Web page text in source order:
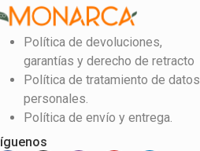
Política de devoluciones,
garantías y derecho de retracto
Política de tratamiento de datos
personales.
Política de envío y entrega.